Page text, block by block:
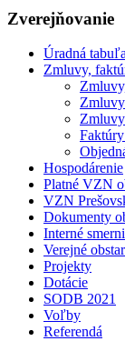
Zverejňovanie
Úradná tabuľa
Zmluvy,
Hospodárenie
Platné VZN
VZN
Dokumenty
Interné
Verejné
Projekty
Dotácie
SODB 2021
Voľby
Referendá